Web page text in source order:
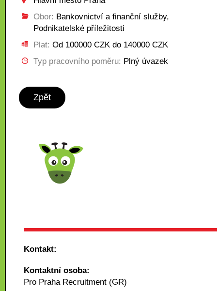
Obor: Bankovnictví a finanční služby,
Podnikatelské příležitosti
Plat: Od 100000 CZK do 140000 CZK
Typ pracovního poměru: Plný úvazek
Zpět
Kontakt:
Kontaktní osoba:
Pro Praha Recruitment (GR)